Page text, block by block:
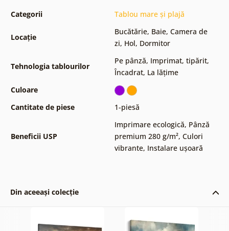
Categorii Tablou mare și plajă
Locație
Bucătărie, Baie, Camera de
zi, Hol, Dormitor
Tehnologia tablourilor
Pe pânză, Imprimat, tipărit,
Încadrat, La lățime
Culoare
Cantitate de piese
1-piesă
Beneficii USP
Imprimare ecologică, Pânză
premium 280 g/m², Culori
vibrante, Instalare ușoară
Din aceeași colecție